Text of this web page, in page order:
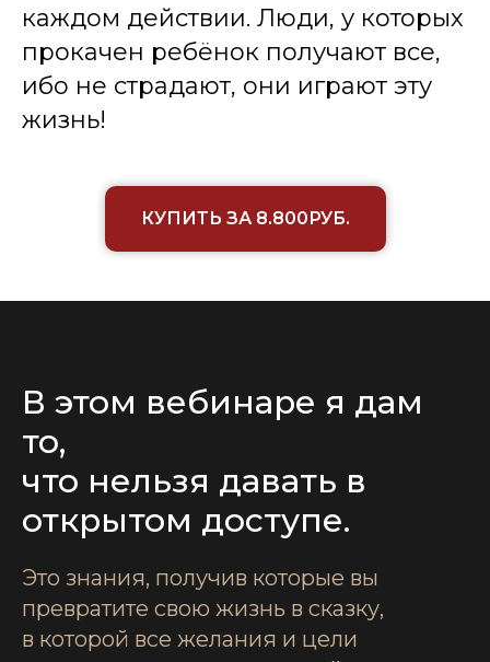
каждом действии. Люди, у которых
прокачен ребёнок получают все,
ибо не страдают, они играют эту
жизнь!
КУПИТЬ ЗА 8.800РУБ.
В этом вебинаре я дам
то,
что нельзя давать в
открытом доступе.
Это знания, получив которые вы
превратите свою жизнь в сказку,
в которой все желания и цели